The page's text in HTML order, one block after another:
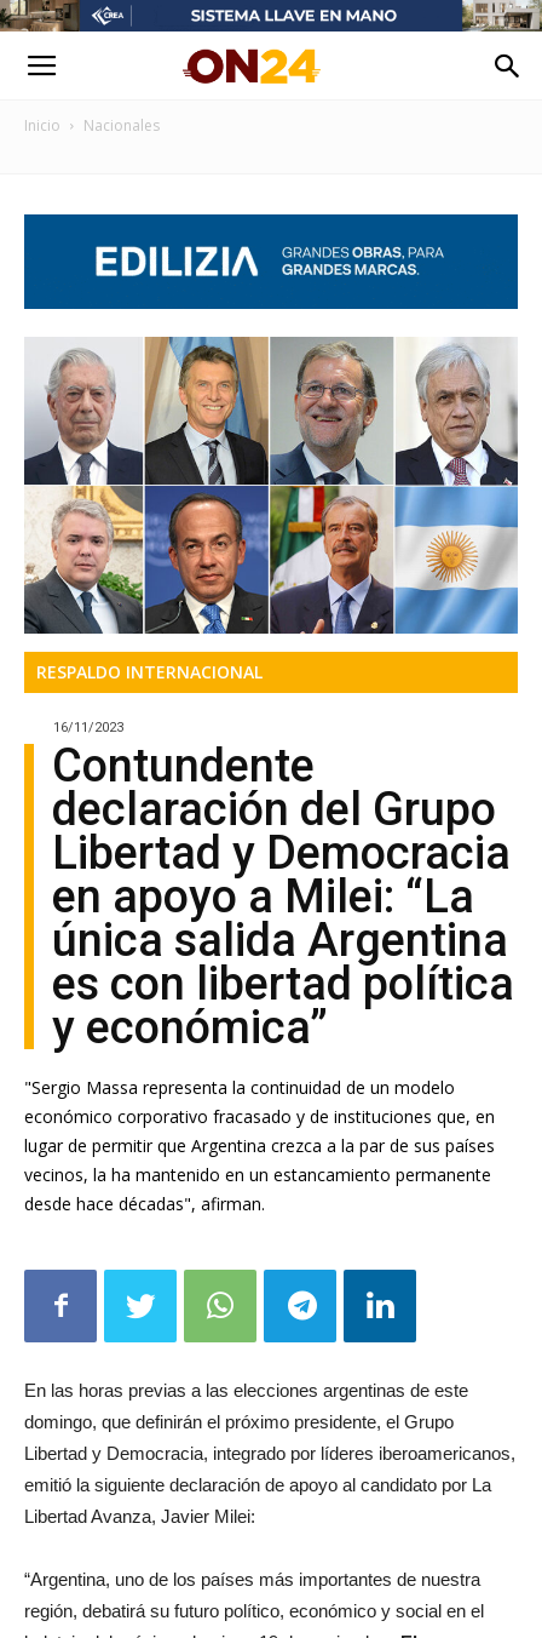
Inicio Nacionales
RESPALDO INTERNACIONAL
16/11/2023
Contundente
declaración del Grupo
Libertad y Democracia
en apoyo a Milei: “La
única salida Argentina
es con libertad política
y económica”
"Sergio Massa representa la continuidad de un modelo
económico corporativo fracasado y de instituciones que, en
lugar de permitir que Argentina crezca a la par de sus países
vecinos, la ha mantenido en un estancamiento permanente
desde hace décadas", afirman.
domingo, que definirán el próximo presidente, el Grupo
Libertad y Democracia, integrado por líderes iberoamericanos,
emitió la siguiente declaración de apoyo al candidato por La
Libertad Avanza, Javier Milei:
región, debatirá su futuro político, económico y social en el
balotaje del próximo domingo 19 de noviembre.El